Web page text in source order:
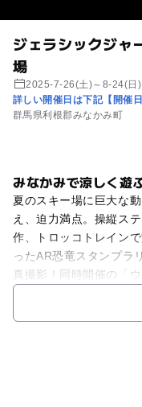
ジェラシックジャ
場
2025-7-26(土)～8-24(日)
詳しい開催日は下記【開催
群馬県利根郡みなかみ町
みなかみで涼しく遊
夏のスキー場に巨大な
え、迫力満点。操縦ス
作、トロッコトレイン
ったAR恐竜スタンプラ
真撮影！同時開催の「